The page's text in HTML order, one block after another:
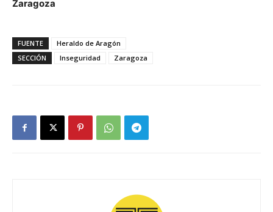
Zaragoza
FUENTE
Heraldo de Aragón
SECCIÓN
Inseguridad Zaragoza